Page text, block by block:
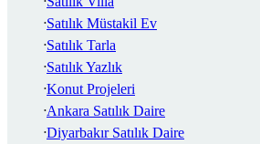
Satılık Müstakil Ev
Satılık Tarla
Satılık Yazlık
Konut Projeleri
Ankara Satılık Daire
Diyarbakır Satılık Daire